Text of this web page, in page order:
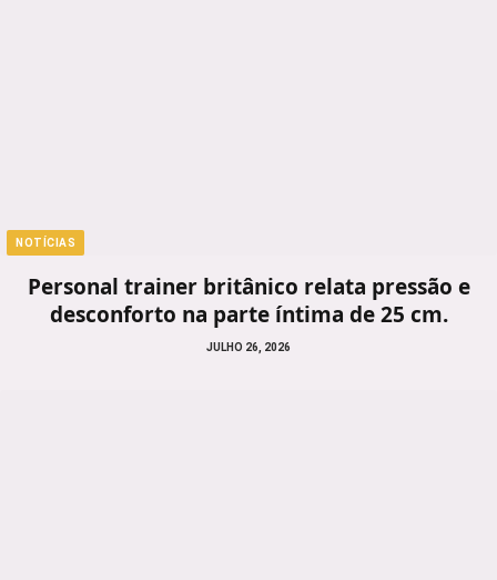
NOTÍCIAS
Personal trainer britânico relata pressão e
desconforto na parte íntima de 25 cm.
JULHO 26, 2026